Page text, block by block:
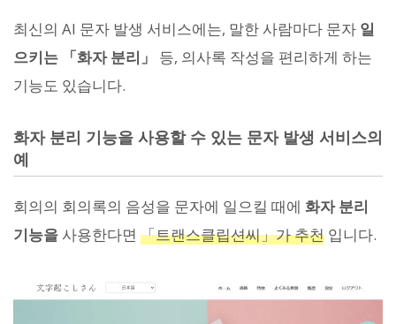
최신의 AI 문자 발생 서비스에는, 말한 사람마다 문자 일
으키는 「화자 분리」
등, 의사록 작성을 편리하게 하는
기능도 있습니다.
화자 분리 기능을 사용할 수 있는 문자 발생 서비스의
예
회의의 회의록의 음성을 문자에 일으킬 때에 화자 분리
기능을 사용한다면 「트랜스클립션씨」가 추천 입니다.